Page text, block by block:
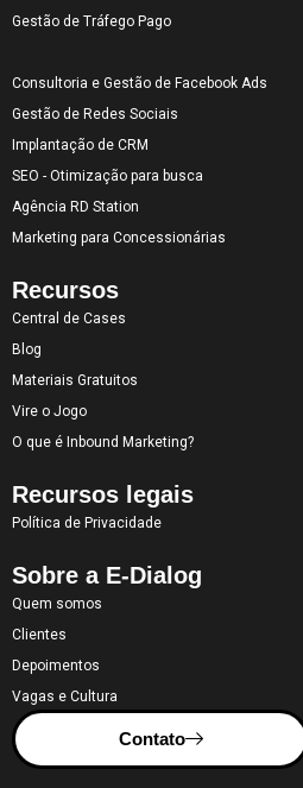
Gestão de Tráfego Pago
Consultoria e Gestão de Facebook Ads
Gestão de Redes Sociais
Implantação de CRM
SEO - Otimização para busca
Agência RD Station
Marketing para Concessionárias
Recursos
Central de Cases
Blog
Materiais Gratuitos
Vire o Jogo
O que é Inbound Marketing?
Recursos legais
Política de Privacidade
Sobre a E-Dialog
Quem somos
Clientes
Depoimentos
Vagas e Cultura
Contato